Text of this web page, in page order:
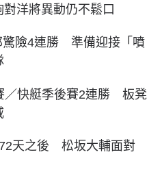
洋將異動仍不鬆口
驚險4連勝 準備迎接「噴
／快艇季後賽2連勝 板凳
天之後 松坂大輔面對